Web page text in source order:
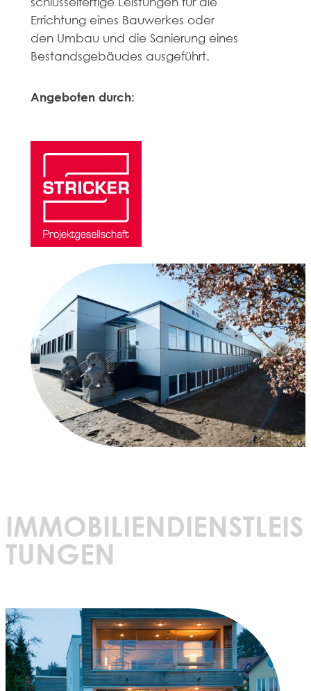
Errichtung eines Bauwerkes oder
den Umbau und die Sanierung eines
Bestandsgebäudes ausgeführt.
Angeboten durch:
IMMOBILIENDIENSTLEIS
TUNGEN